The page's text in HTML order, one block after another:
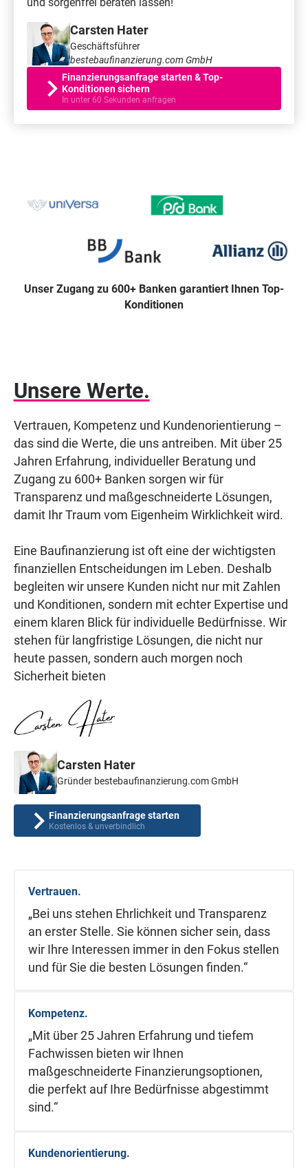
Carsten Hater
Geschäftsführer
bestebaufinanzierung.com GmbH
Finanzierungsanfrage starten & Top-
Konditionen sichern
In unter 60 Sekunden anfragen
Unser Zugang zu 600+ Banken garantiert Ihnen Top-
Konditionen
Unsere Werte.
Vertrauen, Kompetenz und Kundenorientierung –
das sind die Werte, die uns antreiben. Mit über 25
Jahren Erfahrung, individueller Beratung und
Zugang zu 600+ Banken sorgen wir für
Transparenz und maßgeschneiderte Lösungen,
damit Ihr Traum vom Eigenheim Wirklichkeit wird.
Eine Baufinanzierung ist oft eine der wichtigsten
finanziellen Entscheidungen im Leben. Deshalb
begleiten wir unsere Kunden nicht nur mit Zahlen
und Konditionen, sondern mit echter Expertise und
einem klaren Blick für individuelle Bedürfnisse. Wir
stehen für langfristige Lösungen, die nicht nur
heute passen, sondern auch morgen noch
Sicherheit bieten
Carsten Hater
Gründer bestebaufinanzierung.com GmbH
Finanzierungsanfrage starten
Kostenlos & unverbindlich
Vertrauen.
„Bei uns stehen Ehrlichkeit und Transparenz
an erster Stelle. Sie können sicher sein, dass
wir Ihre Interessen immer in den Fokus stellen
und für Sie die besten Lösungen finden.“
Kompetenz.
„Mit über 25 Jahren Erfahrung und tiefem
Fachwissen bieten wir Ihnen
maßgeschneiderte Finanzierungsoptionen,
die perfekt auf Ihre Bedürfnisse abgestimmt
sind.“
Kundenorientierung.